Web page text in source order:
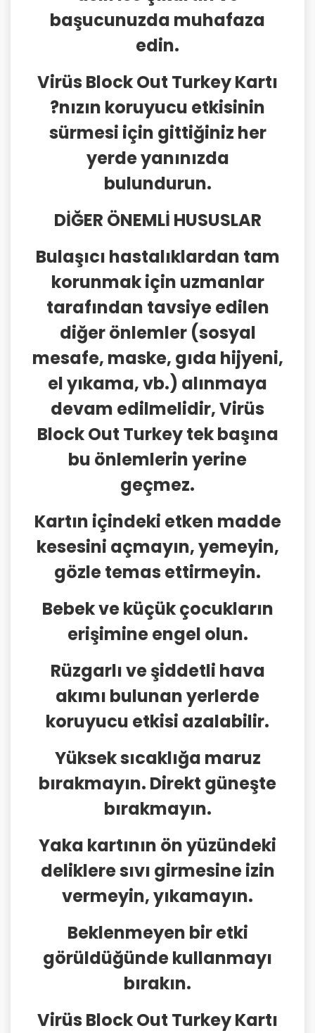
başucunuzda muhafaza
edin.
Virüs Block Out Turkey Kartı
?nızın koruyucu etkisinin
sürmesi için gittiğiniz her
yerde yanınızda
bulundurun.
DİĞER ÖNEMLİ HUSUSLAR
Bulaşıcı hastalıklardan tam
korunmak için uzmanlar
tarafından tavsiye edilen
diğer önlemler (sosyal
mesafe, maske, gıda hijyeni,
el yıkama, vb.) alınmaya
devam edilmelidir, Virüs
Block Out Turkey tek başına
bu önlemlerin yerine
geçmez.
Kartın içindeki etken madde
kesesini açmayın, yemeyin,
gözle temas ettirmeyin.
Bebek ve küçük çocukların
erişimine engel olun.
Rüzgarlı ve şiddetli hava
akımı bulunan yerlerde
koruyucu etkisi azalabilir.
Yüksek sıcaklığa maruz
bırakmayın. Direkt güneşte
bırakmayın.
Yaka kartının ön yüzündeki
deliklere sıvı girmesine izin
vermeyin, yıkamayın.
Beklenmeyen bir etki
görüldüğünde kullanmayı
bırakın.
Virüs Block Out Turkey Kartı